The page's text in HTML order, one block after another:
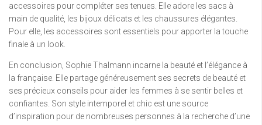
accessoires pour compléter ses tenues. Elle adore les sacs à
main de qualité, les bijoux délicats et les chaussures élégantes.
Pour elle, les accessoires sont essentiels pour apporter la touche
finale à un look.
En conclusion, Sophie Thalmann incarne la beauté et l’élégance à
la française. Elle partage généreusement ses secrets de beauté et
ses précieux conseils pour aider les femmes à se sentir belles et
confiantes. Son style intemporel et chic est une source
d’inspiration pour de nombreuses personnes à la recherche d’une